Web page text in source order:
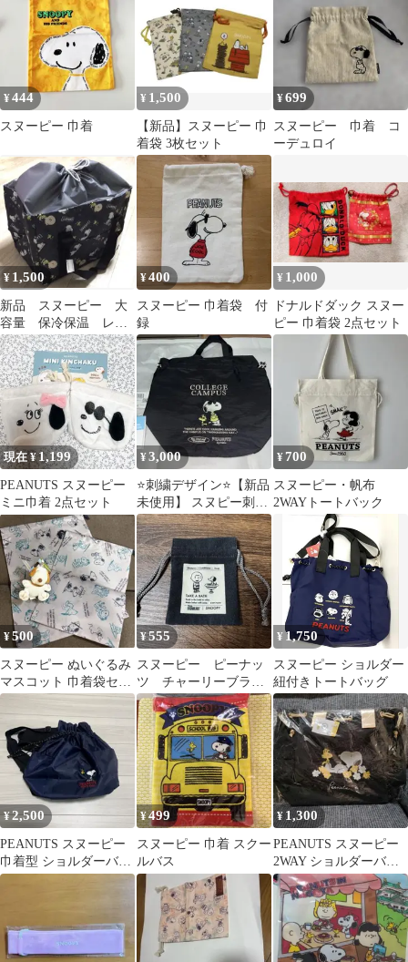
¥444
スヌーピー 巾着
¥ 1,500
【新品】スヌーピー 巾
着袋 3枚セット
¥699
スヌーピー 巾着 コ
ーデュロイ
¥ 1,500
新品 スヌーピー 大
容量 保冷保温 レジ
カゴバック ブラック
¥400
スヌーピー 巾着袋 付
録
¥ 1,000
ドナルドダック スヌー
ピー 巾着袋 2点セット
現在 ¥1,199
PEANUTS スヌーピー
ミニ巾着 2点セット
¥3,000
⭐️刺繍デザイン⭐️【新品
未使用】 スヌピー刺
繍 保冷巾着式バック
¥ 700
スヌーピー・帆布
2WAYトートバック
¥500
スヌーピー ぬいぐるみ
マスコット 巾着袋セッ
ト
¥555
スヌーピー ピーナッ
ツ チャーリーブラウ
ン ミニ巾着 ポーチ
¥1,750
スヌーピー ショルダー
紐付きトートバッグ
¥2,500
PEANUTS スヌーピー
巾着型 ショルダーバッ
グ ・リュック
¥499
スヌーピー 巾着 スクー
ルバス
¥1,300
PEANUTS スヌーピー
2WAY ショルダーバッ
グ ブラック 巾着 ナイ
ロン